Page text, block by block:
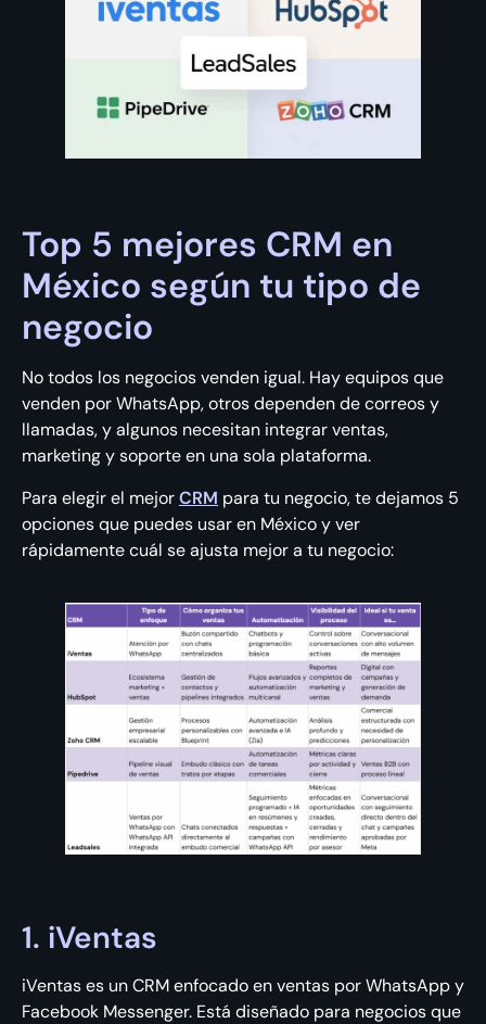
Top 5 mejores CRM en
México según tu tipo de
negocio
No todos los negocios venden igual. Hay equipos que
venden por WhatsApp, otros dependen de correos y
llamadas, y algunos necesitan integrar ventas,
marketing y soporte en una sola plataforma.
Para elegir el mejorCRM para tu negocio, te dejamos 5
opciones que puedes usar en México y ver
rápidamente cuál se ajusta mejor a tu negocio:
1. iVentas
iVentas es un CRM enfocado en ventas por WhatsApp y
Facebook Messenger. Está diseñado para negocios que